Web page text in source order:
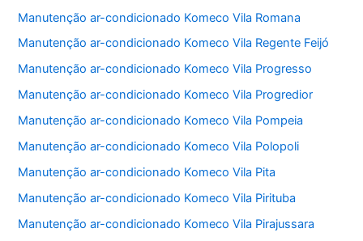
Manutenção ar-condicionado Komeco Vila Romana
Manutenção ar-condicionado Komeco Vila Regente Feijó
Manutenção ar-condicionado Komeco Vila Progresso
Manutenção ar-condicionado Komeco Vila Progredior
Manutenção ar-condicionado Komeco Vila Pompeia
Manutenção ar-condicionado Komeco Vila Polopoli
Manutenção ar-condicionado Komeco Vila Pita
Manutenção ar-condicionado Komeco Vila Pirituba
Manutenção ar-condicionado Komeco Vila Pirajussara